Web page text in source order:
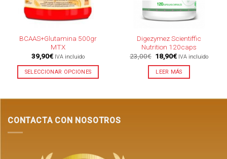
BCAAS+Glutamina 500gr
MTX
39,90€ IVA incluido
SELECCIONAR OPCIONES
Digezymez Scientiffic
Nutrition 120caps
23,00€ El
precio
original
era:
18,90€El
actual
es:
IVA incluido
LEER MÁS
CONTACTA CON NOSOTROS